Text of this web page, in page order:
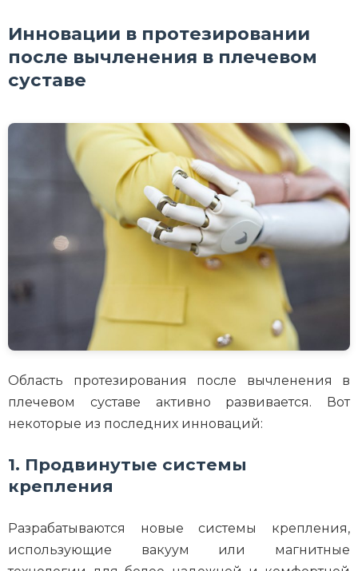
Инновации в протезировании
после вычленения в плечевом
суставе
Область протезирования после вычленения в
плечевом суставе активно развивается. Вот
некоторые из последних инноваций:
1. Продвинутые системы
крепления
Разрабатываются новые системы крепления,
использующие вакуум или магнитные